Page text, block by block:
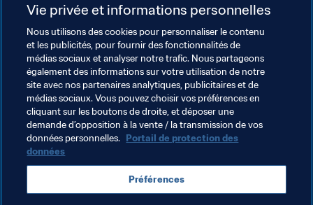
Thèmes en lien
Coupe du Monde de Beach Soccer de la FIFA, Russie
2021
Vie privée et informations personnelles
Nous utilisons des cookies pour personnaliser le contenu
et les publicités, pour fournir des fonctionnalités de
médias sociaux et analyser notre trafic. Nous partageons
également des informations sur votre utilisation de notre
site avec nos partenaires analytiques, publicitaires et de
médias sociaux. Vous pouvez choisir vos préférences en
cliquant sur les boutons de droite, et déposer une
demande d’opposition à la vente / la transmission de vos
données personnelles. Portail de protection des
données
Préférences